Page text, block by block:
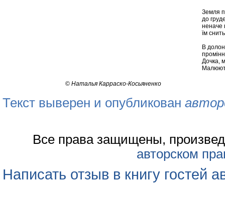
Земля
до
неначе
їм
В
Дочка,
© Наталья Карраско-Косьяненко
Текст выверен и опубликован
Все права защищены,
авторском
Написать отзыв в книгу гостей